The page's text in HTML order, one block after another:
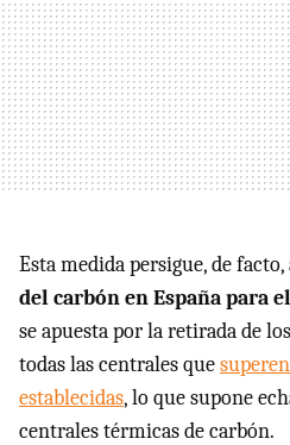
Esta medida persigue, de facto,
del carbón en España para
se apuesta por la retirada de
todas las centrales que
establecidas, lo que supone
centrales térmicas de carbón.